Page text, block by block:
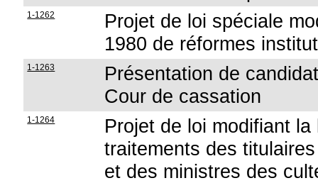
1-1262
Projet de loi spéciale
1980 de réformes
1-1263
Présentation de
Cour de cassation
1-1264
Projet de loi modifiant
traitements des
et des ministres des